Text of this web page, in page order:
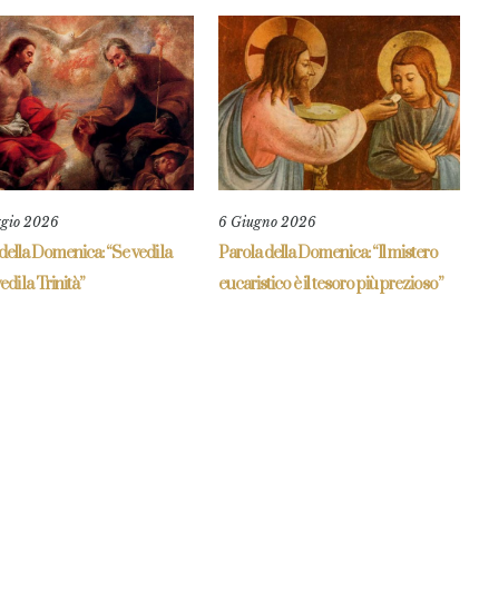
2026
Domenica: “Se vedi la
la Trinità”
6 Giugno 2026
Parola della Domenica: “Il mistero
eucaristico è il tesoro più prezioso”